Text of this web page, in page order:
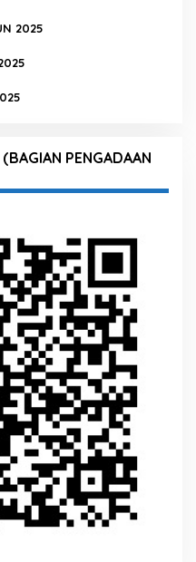
2025
PENGADAAN